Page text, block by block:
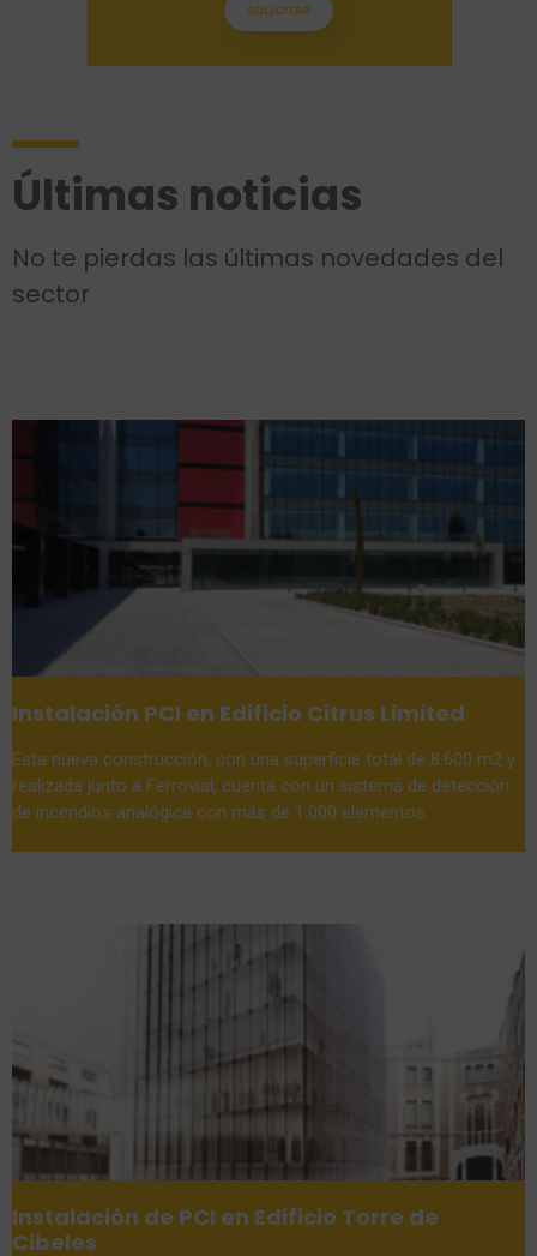
Últimas noticias
No te pierdas las últimas novedades del
sector
Instalación PCI en Edificio Citrus Limited
Esta nueva construcción, con una superficie total de 8.600 m2 y
realizada junto a Ferrovial, cuenta con un sistema de detección
de incendios analógica con más de 1.000 elementos.
Instalación de PCI en Edificio Torre de
Cibeles